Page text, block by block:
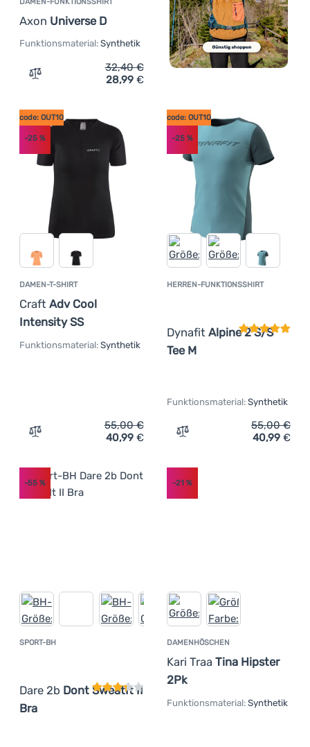
Axon Universe D
Funktionsmaterial: Synthetik
Zum Vergleich 'Damen-Funktionsshirt Axon Universe D'
32,40€
28,99 €
DAMEN-T-SHIRT
Craft Adv Cool
Intensity SS
code: OUT10
-25 %
Funktionsmaterial: Synthetik
Zum Vergleich 'Damen-T-Shirt Craft Adv Cool Intensity
55,00€
40,99 €
HERREN-FUNKTIONSSHIRT
Dynafit Alpine 2 S/S
Tee M
code: OUT10
-25%
Funktionsmaterial: Synthetik
Zum Vergleich 'Herren-
55,00€
40,99 €
SPORT-BH
Dare 2b Dont SweatIt II
Bra
Kundenbewertung
-55 %
DAMENHÖSCHEN
Kari Traa Tina Hipster
2Pk
-21 %
Funktionsmaterial: Synthetik